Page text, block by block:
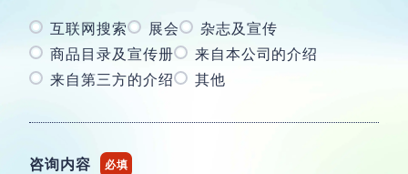
互联网搜索 展会
杂志及宣传
商品目录及宣传册
来自本公司的介绍
来自第三方的介绍
其他
咨询内容 必填